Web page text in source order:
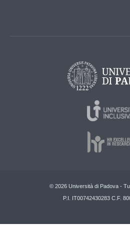
© 2026 Università di Padova -
P.I. IT00742430283 C.F.